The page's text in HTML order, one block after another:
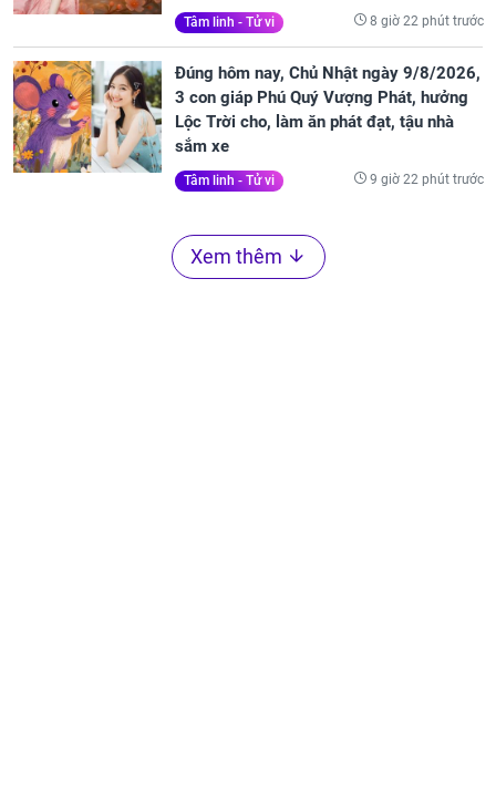
Tâm linh - Tử vi 8 giờ 22 phút trước
Đúng hôm nay, Chủ Nhật ngày 9/8/2026,
3 con giáp Phú Quý Vượng Phát, hưởng
Lộc Trời cho, làm ăn phát đạt, tậu nhà
sắm xe
Tâm linh - Tử vi 9 giờ 22 phút trước
Xem thêm